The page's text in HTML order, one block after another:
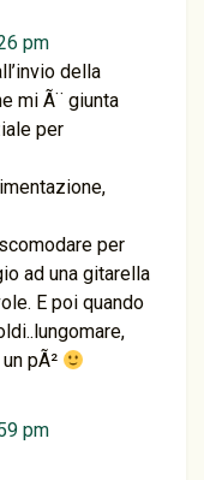
pm
della
mi Ã¨ giunta
per
per
ad una gitarella
E poi quando
pÃ²
pm